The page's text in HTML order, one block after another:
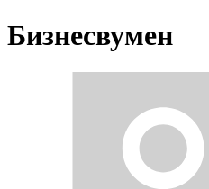
Бизнесвумен